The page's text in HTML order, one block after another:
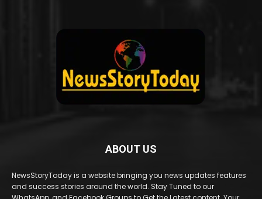
ABOUT US
NewsStoryToday is a website bringing you news updates features
and success stories around the world. Stay Tuned to our